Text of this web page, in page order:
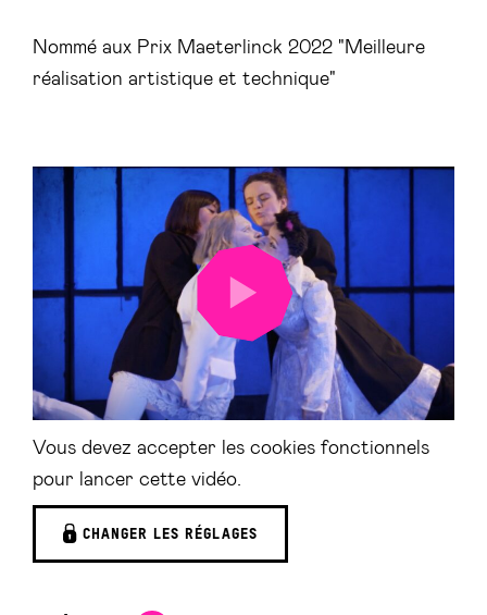
Nommé aux Prix Maeterlinck 2022 "Meilleure
réalisation artistique et technique"
LANCER
VIDÉO
Vous devez accepter les cookies fonctionnels
pour lancer cette vidéo.
CHANGER LES RÉGLAGES